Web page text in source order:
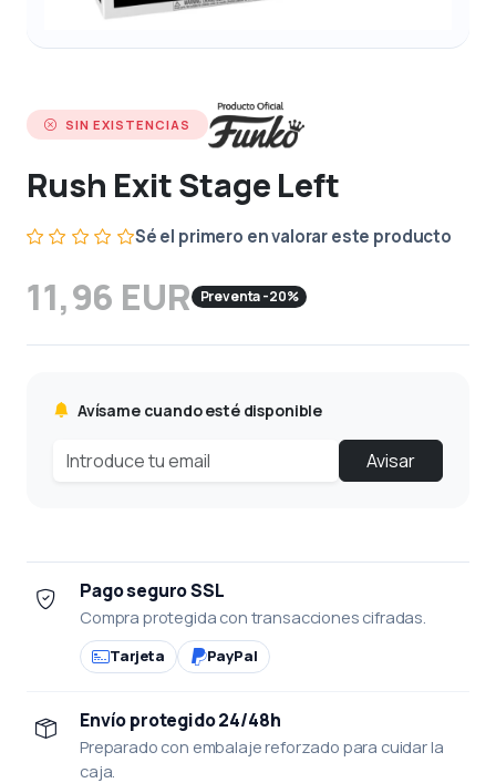
SIN EXISTENCIAS
Rush Exit Stage Left
Sé el primero en valorar este producto
11,96 EUR Preventa -20%
Avísame cuando esté disponible
Avisar
Pago seguro SSL
Compra protegida con transacciones cifradas.
Tarjeta PayPal
Envío protegido 24/48h
Preparado con embalaje reforzado para cuidar la
caja.